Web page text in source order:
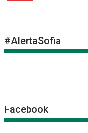
#AlertaSofia
Facebook